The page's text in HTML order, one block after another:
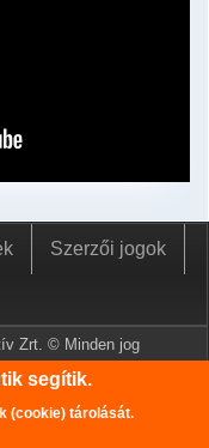
Szerzői jogok
Zrt. © Minden jog
az ICI Interaktív Zrt
és közzétenni.
segítik.
(cookie) tárolását.